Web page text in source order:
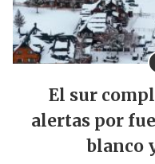
El sur
alertas por
blanco